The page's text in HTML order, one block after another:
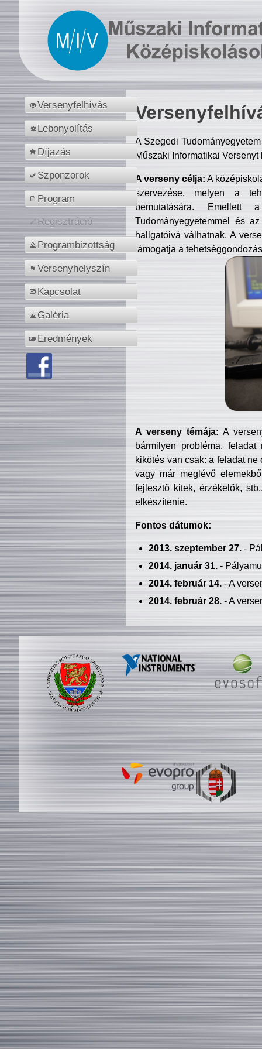
Versenyfelhívás
Lebonyolítás
Díjazás
Szponzorok
Program
Regisztráció
Programbizottság
Versenyhelyszín
Kapcsolat
Galéria
Eredmények
A Szegedi
Műszaki Informatikai
A verseny célja: A
szervezése, melyen a
bemutatására. Emellett
Tudományegyetemmel és
hallgatóivá válhatnak. A
támogatja a
A verseny témája: A
bármilyen probléma, feladat
kikötés van csak: a feladat
vagy már meglévő
fejlesztő kitek, érzékelők,
elkészítenie.
Fontos dátumok:
2013. szeptember 27.-
2014. január 31.-
2014. február 14.- A
2014. február 28.- A